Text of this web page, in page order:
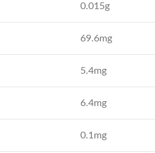
0.015g
69.6mg
5.4mg
6.4mg
0.1mg